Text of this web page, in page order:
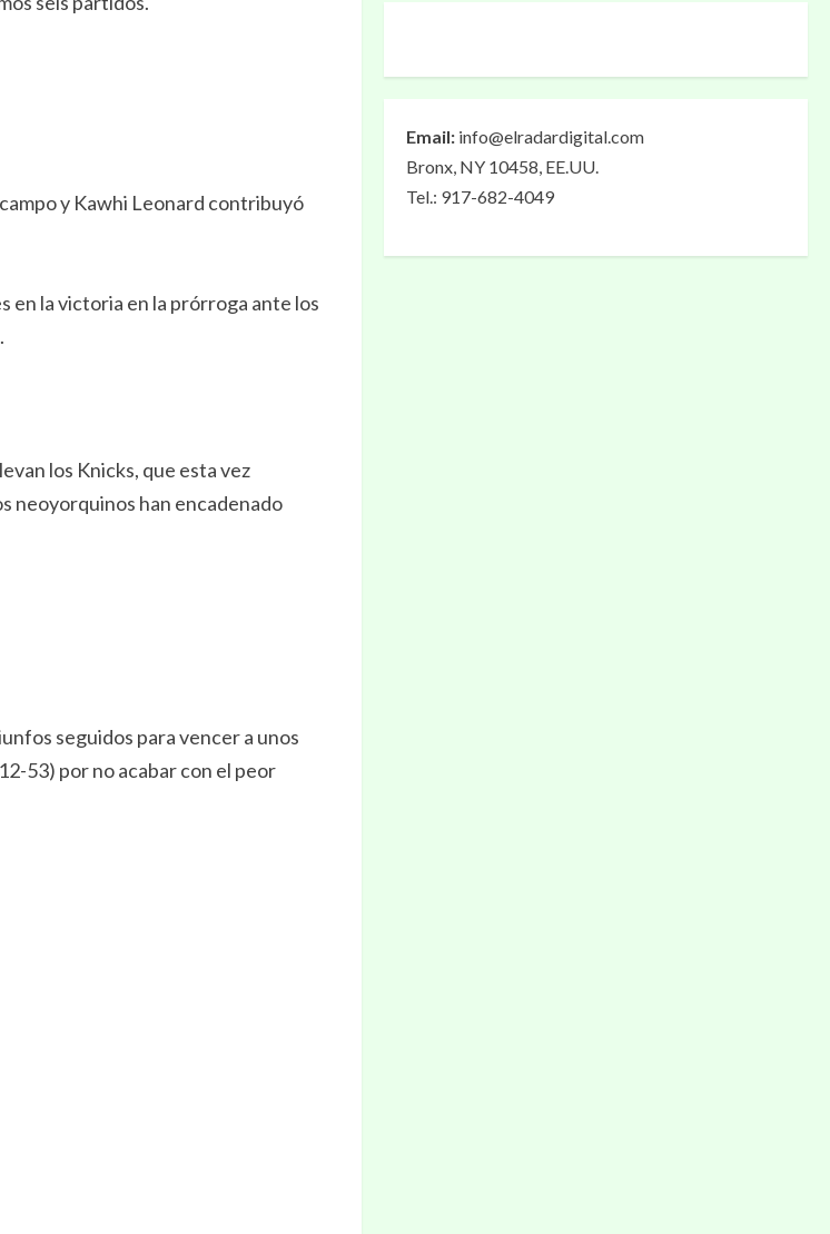
y Kawhi Leonard contribuyó
en la victoria en la prórroga ante los
los Knicks, que esta vez
neoyorquinos han encadenado
seguidos para vencer a unos
53) por no acabar con el peor
Email: info@elradardigital.com
Bronx, NY 10458, EE.UU.
Tel.: 917-682-4049